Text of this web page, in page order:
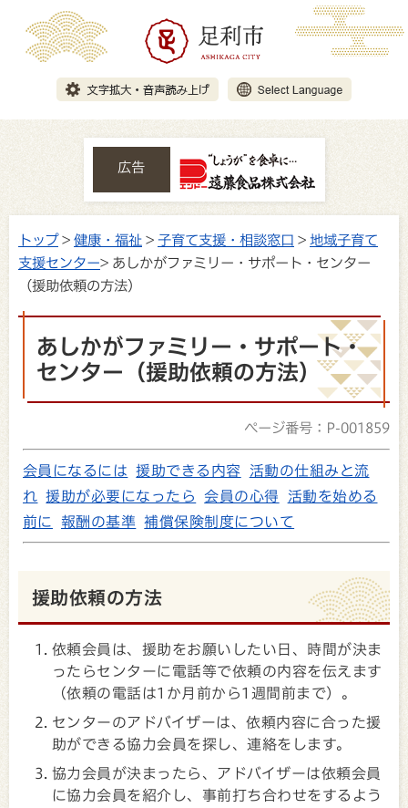
広告
トップ> 健康・福祉 > 子育て支援・相談窓口 > 地域子育て
支援センター> あしかがファミリー・サポート・センター
（援助依頼の方法）
あしかがファミリー・サポート・
センター（援助依頼の方法）
ページ番号：P-001859
会員になるには 援助できる内容
活動の仕組みと流
れ
援助が必要になったら 会員の心得
活動を始める
前に
報酬の基準 補償保険制度について
援助依頼の方法
依頼会員は、援助をお願いしたい日、時間が決ま
ったらセンターに電話等で依頼の内容を伝えます
（依頼の電話は1か月前から1週間前まで）。
センターのアドバイザーは、依頼内容に合った援
助ができる協力会員を探し、連絡をします。
協力会員が決まったら、アドバイザーは依頼会員
に協力会員を紹介し、事前打ち合わせをするよう